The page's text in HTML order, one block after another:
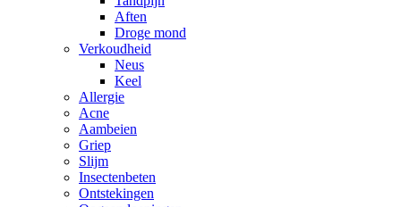
Aften
Droge mond
Verkoudheid
Neus
Keel
Allergie
Acne
Aambeien
Griep
Slijm
Insectenbeten
Ontstekingen